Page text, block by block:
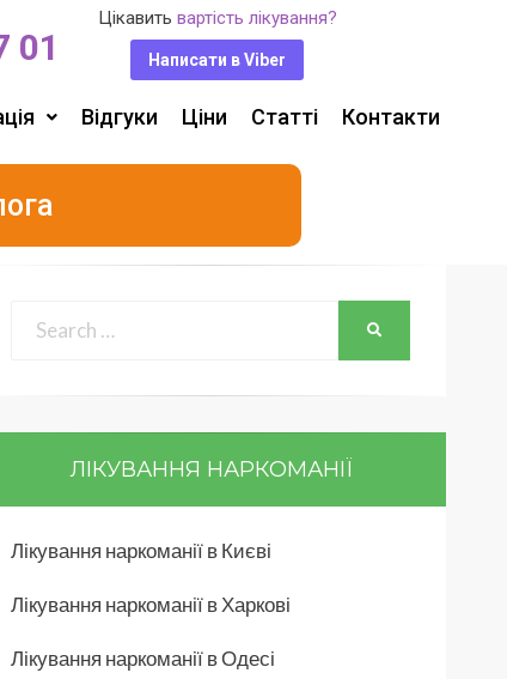
01
Цікавить вартість лікування?
Написати в Viber
Відгуки Ціни Статті Контакти
ЛІКУВАННЯ НАРКОМАНІЇ
Лікування наркоманії в Києві
Лікування наркоманії в Харкові
Лікування наркоманії в Одесі